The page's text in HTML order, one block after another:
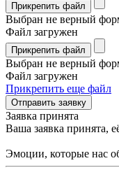
Прикрепить файл
Выбран не верный
Файл загружен
Прикрепить файл
Выбран не верный
Файл загружен
Прикрепить еще файл
Отправить заявку
Заявка принята
Ваша заявка принята,
Эмоции, которые нас